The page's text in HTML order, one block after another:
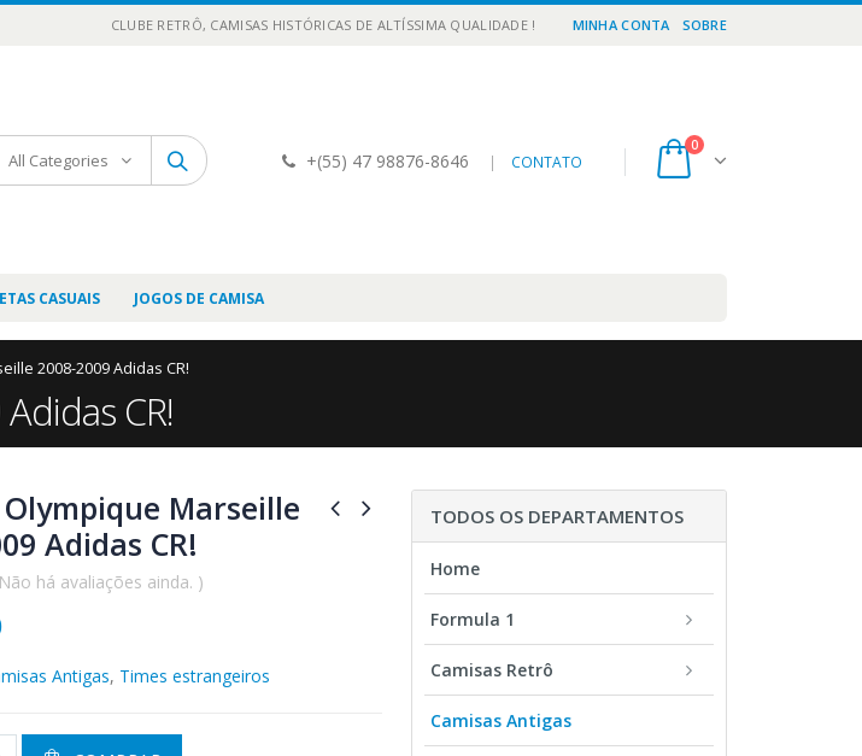
CLUBE RETRÔ, CAMISAS HISTÓRICAS DE ALTÍSSIMA QUALIDADE ! MINHA CONTA SOBRE
All Categories +(55) 47 98876-8646 | CONTATO
0
CASUAIS JOGOS DE CAMISA
2008-2009 Adidas CR!
CR!
Marseille
Adidas CR!
há avaliações ainda. )
Antigas, Times estrangeiros
TODOS OS DEPARTAMENTOS
Home
Formula 1
Camisas Retrô
Camisas Antigas